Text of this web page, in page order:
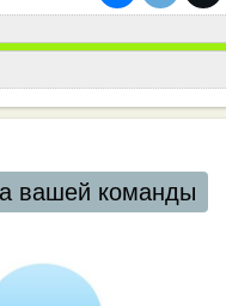
вашей команды